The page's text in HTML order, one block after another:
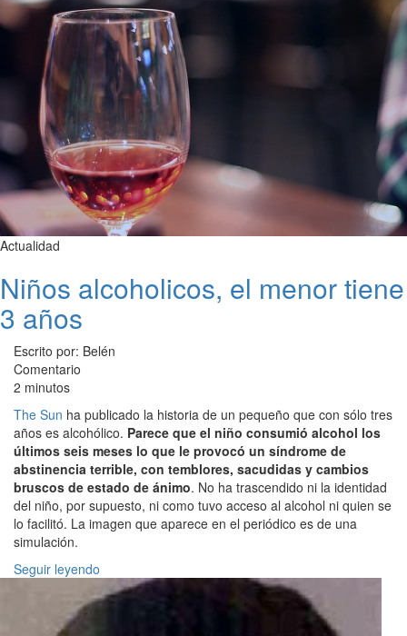
Actualidad
Niños alcoholicos, el menor tiene
3 años
Escrito por: Belén
Comentario
2 minutos
The Sun ha publicado la historia de un pequeño que con sólo tres
años es alcohólico. Parece que el niño consumió alcohol los
últimos seis meses lo que le provocó un síndrome de
abstinencia terrible, con temblores, sacudidas y cambios
bruscos de estado de ánimo. No ha trascendido ni la identidad
del niño, por supuesto, ni como tuvo acceso al alcohol ni quien se
lo facilitó. La imagen que aparece en el periódico es de una
simulación.
Seguir leyendo